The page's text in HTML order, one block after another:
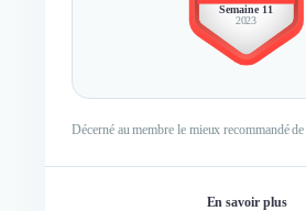
Semaine 11
2023
Décerné au membre le mieux recommandé
En savoir plus